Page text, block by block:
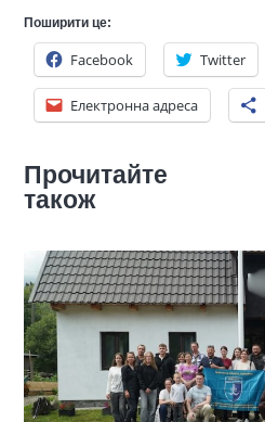
Поширити це:
Facebook Twitter
Електронна адреса
Прочитайте
також